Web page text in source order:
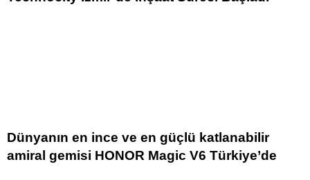
Dünyanın en ince ve en güçlü katlanabilir
amiral gemisi HONOR Magic V6 Türkiye’de